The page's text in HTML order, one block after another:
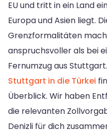
EU und tritt in ein Land
Europa und Asien liegt.
Grenzformalitäten
anspruchsvoller als bei
Fernumzug aus
Stuttgart in die Türkei
Überblick. Wir haben
die relevanten
Denizli für dich